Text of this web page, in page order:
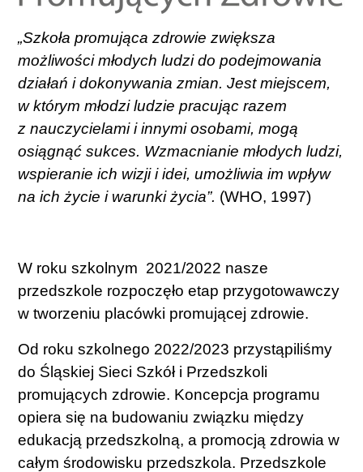
„Szkoła promująca zdrowie zwiększa
możliwości młodych ludzi do podejmowania
działań i dokonywania zmian. Jest miejscem,
w którym młodzi ludzie pracując razem
z nauczycielami i innymi osobami, mogą
osiągnąć sukces. Wzmacnianie młodych ludzi,
wspieranie ich wizji i idei, umożliwia im wpływ
na ich życie i warunki życia”. (WHO, 1997)
W roku szkolnym 2021/2022 nasze
przedszkole rozpoczęło etap przygotowawczy
w tworzeniu placówki promującej zdrowie.
Od roku szkolnego 2022/2023 przystąpiliśmy
do Śląskiej Sieci Szkół i Przedszkoli
promujących zdrowie. Koncepcja programu
opiera się na budowaniu związku między
edukacją przedszkolną, a promocją zdrowia w
całym środowisku przedszkola. Przedszkole